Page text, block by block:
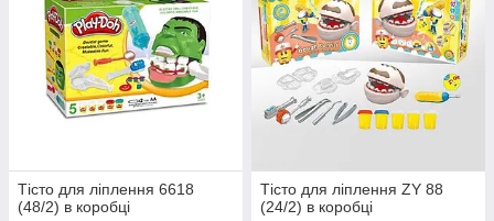
Тісто для ліплення 6618
(48/2) в коробці
Тісто для ліплення ZY 88
(24/2) в коробці